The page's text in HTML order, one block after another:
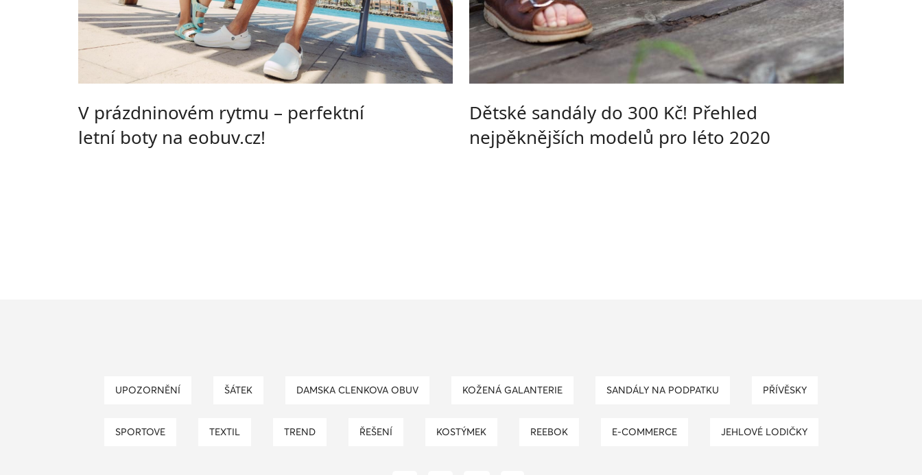
V prázdninovém rytmu – perfektní
letní boty na eobuv.cz!
Dětské sandály do 300 Kč! Přehled
nejpěknějších modelů pro léto 2020
UPOZORNĚNÍ ŠÁTEK DAMSKA CLENKOVA OBUV KOŽENÁ GALANTERIE SANDÁLY NA PODPATKU PŘÍVĚSKY
SPORTOVE TEXTIL TREND ŘEŠENÍ KOSTÝMEK REEBOK E-COMMERCE JEHLOVÉ LODIČKY